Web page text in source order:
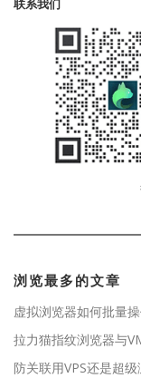
联系我们
浏览最多的文章
虚拟浏览器如何批量
拉力猫指纹浏览器与
防关联用VPS还是超